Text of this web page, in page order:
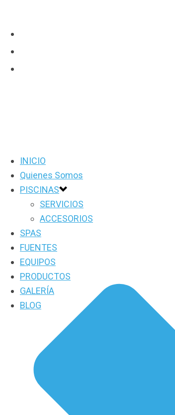
INICIO
Quienes Somos
PISCINAS
SERVICIOS
ACCESORIOS
SPAS
FUENTES
EQUIPOS
PRODUCTOS
GALERÍA
BLOG